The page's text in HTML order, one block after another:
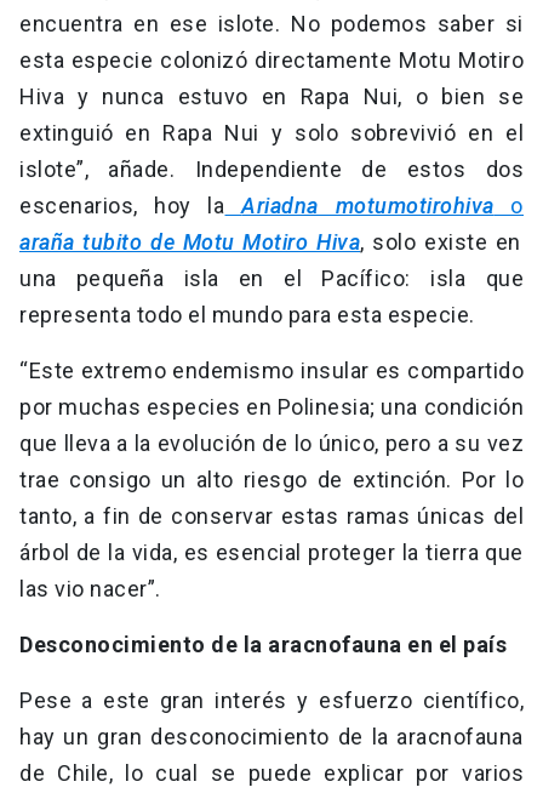
encuentra en ese islote. No podemos saber si
esta especie colonizó directamente Motu Motiro
Hiva y nunca estuvo en Rapa Nui, o bien se
extinguió en Rapa Nui y solo sobrevivió en el
islote”, añade. Independiente de estos dos
escenarios, hoy la
Ariadna motumotirohiva o
araña tubito de Motu Motiro Hiva, solo existe en
una pequeña isla en el Pacífico: isla que
representa todo el mundo para esta especie.
“Este extremo endemismo insular es compartido
por muchas especies en Polinesia; una condición
que lleva a la evolución de lo único, pero a su vez
trae consigo un alto riesgo de extinción. Por lo
tanto, a fin de conservar estas ramas únicas del
árbol de la vida, es esencial proteger la tierra que
las vio nacer”.
Desconocimiento de la aracnofauna en el país
Pese a este gran interés y esfuerzo científico,
hay un gran desconocimiento de la aracnofauna
de Chile, lo cual se puede explicar por varios